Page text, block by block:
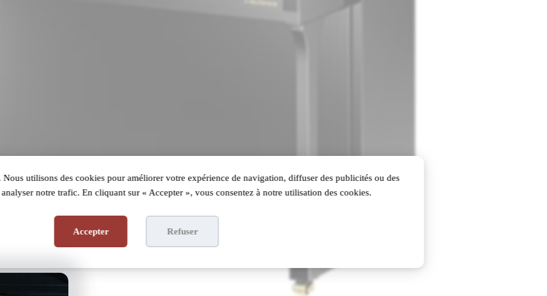
utilisons des cookies pour améliorer votre expérience de navigation, diffuser des publicités ou des
notre trafic. En cliquant sur « Accepter », vous consentez à notre utilisation des cookies.
Accepter Refuser